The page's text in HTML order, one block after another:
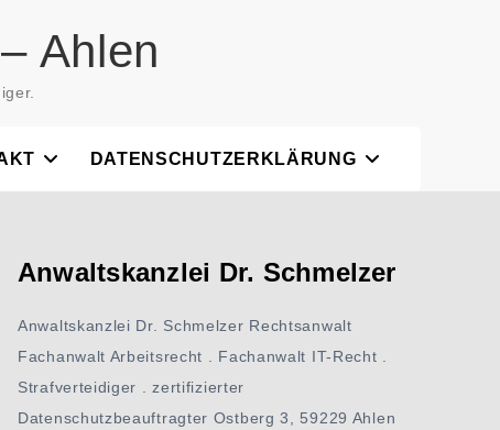
Ahlen
DATENSCHUTZERKLÄRUNG
Anwaltskanzlei Dr. Schmelzer
Anwaltskanzlei Dr. Schmelzer Rechtsanwalt
Fachanwalt Arbeitsrecht . Fachanwalt IT-Recht .
Strafverteidiger . zertifizierter
Datenschutzbeauftragter Ostberg 3, 59229 Ahlen